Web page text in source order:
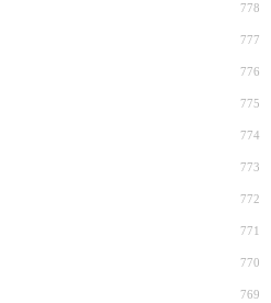
778
777
776
775
774
773
772
771
770
769